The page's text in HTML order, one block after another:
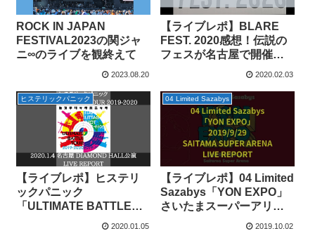
ROCK IN JAPAN
FESTIVAL2023の関ジャ
ニ∞のライブを観終えて
2023.08.20
【ライブレポ】BLARE
FEST. 2020感想！伝説の
フェスが名古屋で開催さ
2020.02.03
ヒステリックパニック
【ライブレポ】ヒステリ
ックパニック
「ULTIMATE BATTLE
TOUR 2019-2020」1/4名
2020.01.05
04 Limited Sazabys
【ライブレポ】04 Limited
Sazabys「YON EXPO」
さいたまスーパーアリー
2019.10.02